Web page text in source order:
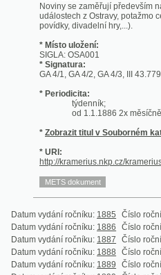
* Periodicita:
týdenník;
od 1.1.1886 2x měsíčně;
Zobrazit titul v Souborném katalogu
* URI:
http://kramerius.nkp.cz/kramerius/
Datum vydání ročníku:1886 Číslo ročníku:3
Datum vydání ročníku:
Datum vydání ročníku:1889 Číslo ročníku:6
Datum vydání ročníku:1890 Číslo ročníku:
Datum vydání ročníku:1891 Číslo ročníku:
Datum vydání ročníku:1892 Číslo ročníku:9
Datum vydání ročníku:1893 Číslo ročníku:10